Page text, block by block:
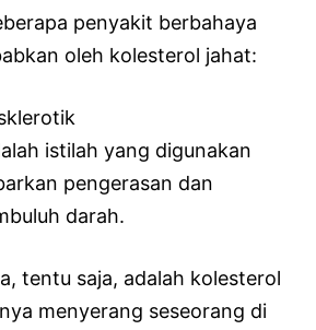
penyakit berbahaya
oleh kolesterol jahat:
istilah yang digunakan
pengerasan dan
darah.
tentu saja, adalah kolesterol
menyerang seseorang di